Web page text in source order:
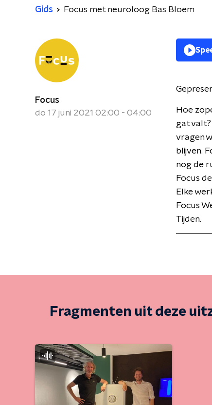
Gids Focus met neuroloog Bas Bloem
Focus
do 17 juni 2021 02:00 - 04:00
Hoe
gat valt?
vragen
blijven.
nog de
Focus
Elke
Focus
Tijden.
Fragmenten uit deze